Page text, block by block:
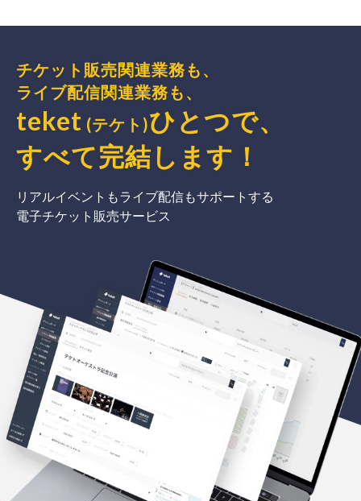
チケット販売関連業務も、
ライブ配信関連業務も、
teket (テケト)ひとつで、
すべて完結 します ！
リアルイベントもライブ配信もサポートする
電子チケット販売サービス